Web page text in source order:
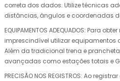
correta dos dados. Utilize técnicas
distâncias, ângulos e coordenadas
EQUIPAMENTOS ADEQUADOS: Para
imprescindível utilizar
Além da tradicional trena e
avançadas como estações totais e
PRECISÃO NOS REGISTROS: Ao